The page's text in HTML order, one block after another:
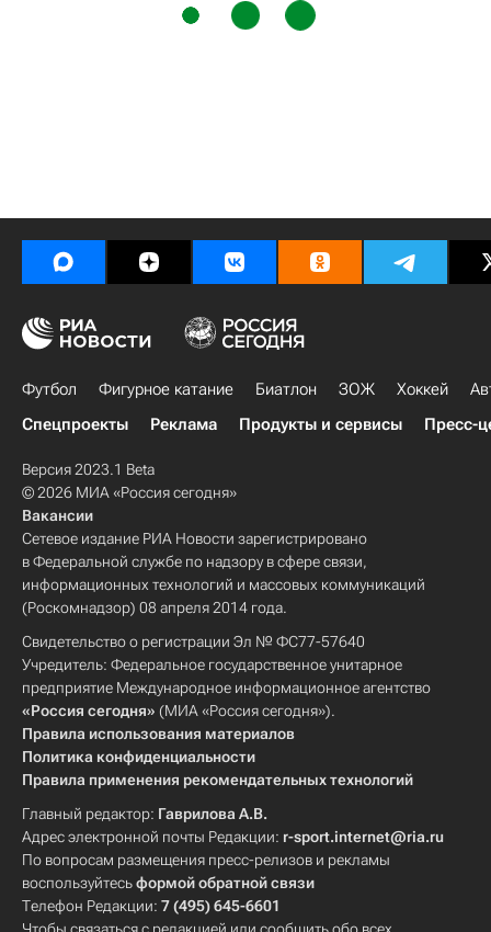
Футбол Фигурное катание Биатлон ЗОЖ Хоккей
Спецпроекты
Реклама Продукты и сервисы Пресс-
Версия 2023.1 Beta
© 2026 МИА «Россия сегодня»
Вакансии
Сетевое издание РИА Новости зарегистрировано
в Федеральной службе по надзору в сфере связи,
информационных технологий и массовых коммуникаций
(Роскомнадзор) 08 апреля 2014 года.
Свидетельство о регистрации Эл № ФС77-57640
Учредитель: Федеральное государственное унитарное
предприятие Международное информационное агентство
«Россия сегодня» (МИА «Россия сегодня»).
Правила использования материалов
Политика конфиденциальности
Правила применения рекомендательных технологий
Главный редактор: Гаврилова А.В.
Адрес электронной почты Редакции: r-sport.internet@ria.ru
По вопросам размещения пресс-релизов и рекламы
воспользуйтесьформой обратной связи
Телефон Редакции: 7 (495) 645-6601